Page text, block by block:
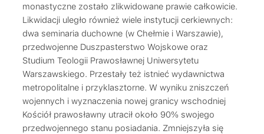
monastyczne zostało zlikwidowane prawie całkowicie.
Likwidacji uległo również wiele instytucji cerkiewnych:
dwa seminaria duchowne (w Chełmie i Warszawie),
przedwojenne Duszpasterstwo Wojskowe oraz
Studium Teologii Prawosławnej Uniwersytetu
Warszawskiego. Przestały też istnieć wydawnictwa
metropolitalne i przyklasztorne. W wyniku zniszczeń
wojennych i wyznaczenia nowej granicy wschodniej
Kościół prawosławny utracił około 90% swojego
przedwojennego stanu posiadania. Zmniejszyła się